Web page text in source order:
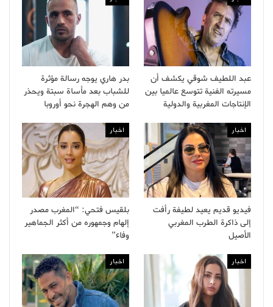
عبد اللطيف شوقي يكشف أن
مسيرته الفنية تتوسع عالميا بين
الإنتاجات المغربية والدولية
بدر هاري يوجه رسالة مؤثرة
للشباب بعد مأساة سبتة ويحذر
من وهم الهجرة نحو أوروبا
اخبار
فيديو قديم يعيد لطيفة رأفت
إلى ذاكرة الطرب المغربي
الأصيل
اخبار
بلقيس فتحي: “المغرب مصدر
إلهام وجمهوره من أكثر الجماهير
وفاء”
اخبار اخبار